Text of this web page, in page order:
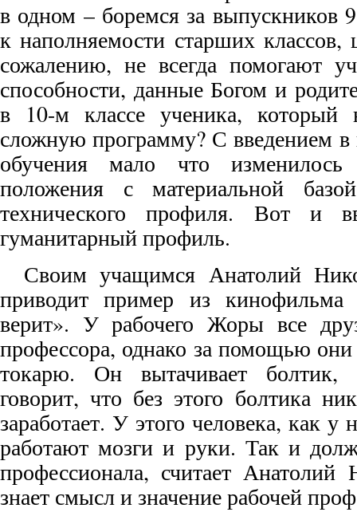
в одном – боремся за выпускников
к наполняемости старших
сожалению, не всегда помогают
способности, данные Богом и
в 10-м классе ученика, который
сложную программу? С введением
обучения мало что изменилось
положения с материальной
технического профиля. Вот и
гуманитарный профиль.
Своим учащимся Анатолий
приводит пример из
верит». У рабочего Жоры все
профессора, однако за помощью
токарю. Он вытачивает болтик,
говорит, что без этого болтика
заработает. У этого человека, как у
работают мозги и руки. Так и
профессионала, считает
знает смысл и значение рабочей